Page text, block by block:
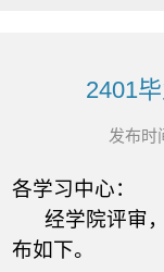
2401
发布时
各学习中心：
经学院评审，
布如下。